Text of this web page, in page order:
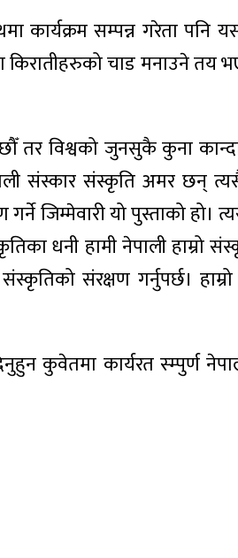
कार्यक्रम सम्पन्न गरेता पनि
किरातीहरुको चाड मनाउने तय
तर विश्वको जुनसुकै कुना
संस्कार संस्कृति अमर छन्
जिम्मेवारी यो पुस्ताको हो।
धनी हामी नेपाली हाम्रो
संरक्षण गर्नुपर्छ।
कुवेतमा कार्यरत स्म्पुर्ण